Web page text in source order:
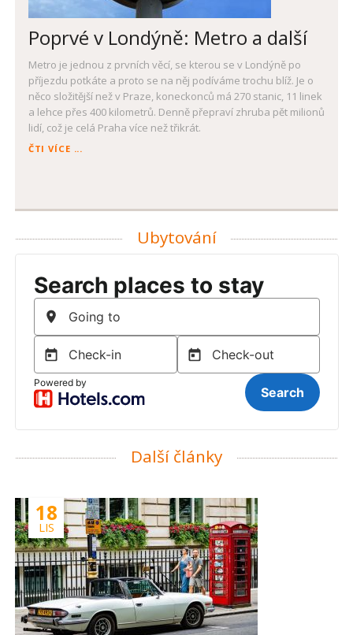
Poprvé v Londýně: Metro a další
Metro je jednou z prvních věcí, se kterou se v Londýně po
příjezdu potkáte a proto se na něj podíváme trochu blíž. Je o
něco složitější než v Praze, koneckonců má 270 stanic, 11 linek
a lehce přes 400 kilometrů. Denně přepraví zhruba pět milionů
lidí, což je celá Praha více než třikrát.
ČTI VÍCE ...
Ubytování
Další články
18
LIS